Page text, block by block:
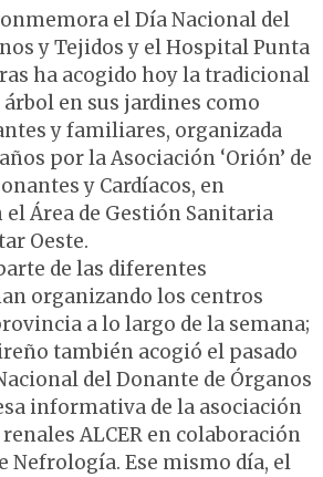
el Día Nacional del
y Tejidos y el Hospital Punta
ha acogido hoy la tradicional
en sus jardines como
y familiares, organizada
por la Asociación ‘Orión’ de
y Cardíacos, en
Área de Gestión Sanitaria
Oeste.
de las diferentes
organizando los centros
a lo largo de la semana;
también acogió el pasado
del Donante de Órganos
informativa de la asociación
ALCER en colaboración
Nefrología. Ese mismo día, el